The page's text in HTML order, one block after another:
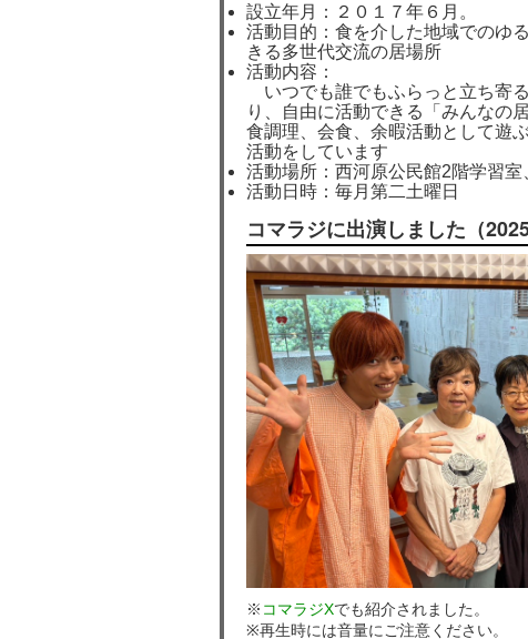
設立年月：２０１７年６月。
活動目的：食を介した地域でのゆ
きる多世代交流の居場所
活動内容：
いつでも誰でもふらっと立ち寄
り、自由に活動できる「みんなの
食調理、会食、余暇活動として遊
活動をしています
活動場所：西河原公民館2階学習室
活動日時：毎月第二土曜日
コマラジに出演しました（
※ コマラジXでも紹介されました。
※再生時には音量にご注意ください。